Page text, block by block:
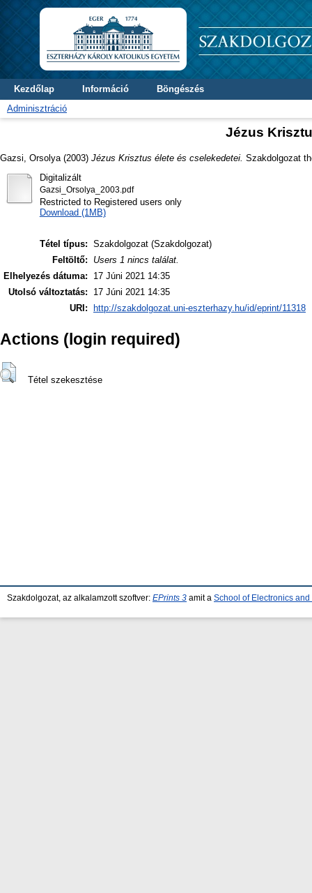
Kezdőlap Információ
Böngészés
Adminisztráció
Jézus
Gazsi, Orsolya (2003) Jézus Krisztus élete és cselekedetei. Szakdolgozat
Digitalizált
Gazsi_Orsolya_2003.pdf
Restricted to Registered users only
Download (1MB)
Tétel típus: Szakdolgozat (Szakdolgozat)
Feltöltő:
Users 1 nincs találat.
Elhelyezés dátuma:
17 Júni 2021 14:35
Utolsó változtatás:
17 Júni 2021 14:35
URI:
http://szakdolgozat.uni-eszterhazy.hu/id/eprint/11318
Actions (login required)
Tétel szekesztése
Szakdolgozat, az alkalamzott szoftver: EPrints 3 amit a School of Electronics